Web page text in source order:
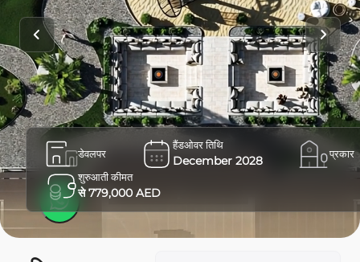
डेवलपर
हैंडओवर तिथि
December 2028
प्रकार
शुरुआती कीमत
से 779,000 AED